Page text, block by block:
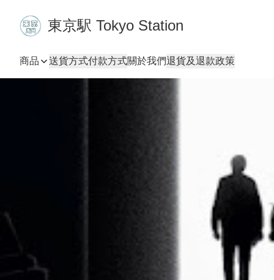
東京駅 Tokyo Station
商品 送貨方式付款方式關於我們退貨及退款政策